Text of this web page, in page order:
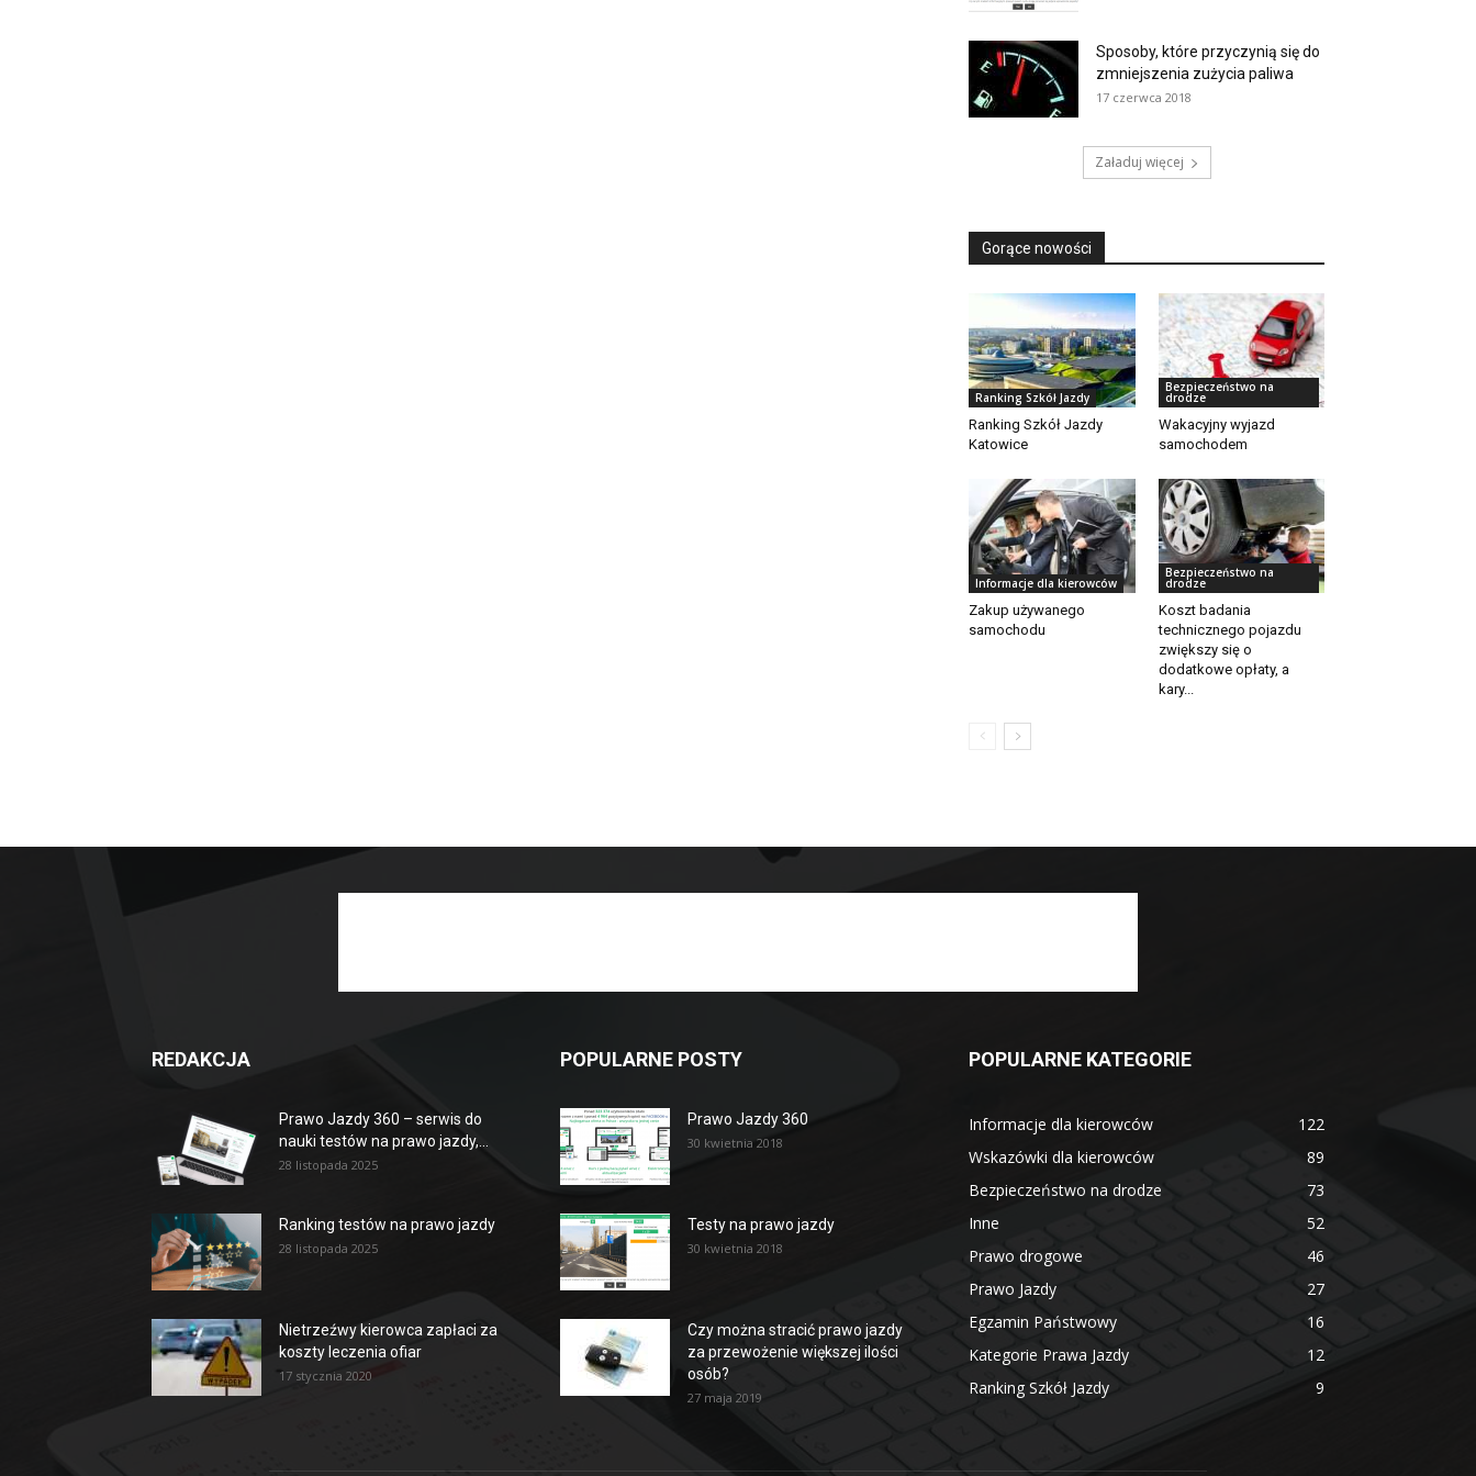
Sposoby, które przyczynią się do
zmniejszenia zużycia paliwa
17 czerwca 2018
Załaduj więcej
Gorące nowości
Ranking Szkół Jazdy
Ranking Szkół Jazdy
Katowice
Bezpieczeństwo na
drodze
Wakacyjny wyjazd
samochodem
Informacje dla kierowców
Zakup używanego
samochodu
Bezpieczeństwo na
drodze
Koszt badania
technicznego pojazdu
zwiększy się o
dodatkowe opłaty, a
kary...
REDAKCJA
Prawo Jazdy 360 – serwis do
nauki testów na prawo jazdy,...
28 listopada 2025
Ranking testów na prawo jazdy
28 listopada 2025
Nietrzeźwy kierowca zapłaci za
koszty leczenia ofiar
17 stycznia 2020
POPULARNE POSTY
Prawo Jazdy 360
30 kwietnia 2018
Testy na prawo jazdy
30 kwietnia 2018
Czy można stracić prawo jazdy
za przewożenie większej ilości
osób?
27 maja 2019
POPULARNE KATEGORIE
Informacje dla kierowców
122
Wskazówki dla kierowców
89
Bezpieczeństwo na drodze
73
Inne
52
Prawo drogowe
46
Prawo Jazdy
27
Egzamin Państwowy
16
Kategorie Prawa Jazdy
12
Ranking Szkół Jazdy
9